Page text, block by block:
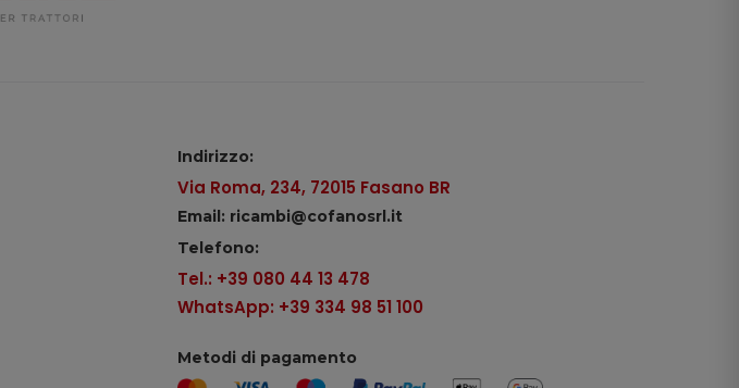
Indirizzo:
Via Roma, 234, 72015 Fasano BR
Email: ricambi@cofanosrl.it
Telefono:
Tel.: +39 080 44 13 478
WhatsApp: +39 334 98 51 100
Metodi di pagamento